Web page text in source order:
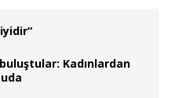
Kadınlardan